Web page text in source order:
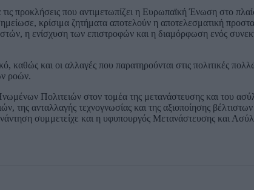
προκλήσεις που αντιμετωπίζει η Ευρωπαϊκή Ένωση στο
κρίσιμα ζητήματα αποτελούν η αποτελεσματική
η ενίσχυση των επιστροφών και η διαμόρφωση ενός
καθώς και οι αλλαγές που παρατηρούνται στις πολιτικές
ροών.
Πολιτειών στον τομέα της μετανάστευσης και του
της ανταλλαγής τεχνογνωσίας και της αξιοποίησης
συμμετείχε και η υφυπουργός Μετανάστευσης και